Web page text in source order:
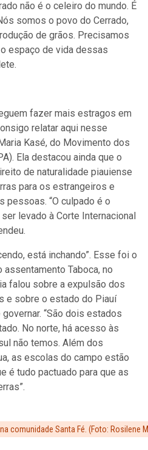
não é o celeiro do mundo. É
somos o povo do Cerrado,
de grãos. Precisamos
espaço de vida dessas
fazer mais estragos em
relatar aqui nesse
Kasé, do Movimento dos
Ela destacou ainda que o
de naturalidade piauiense
para os estrangeiros e
pessoas. “O culpado é o
levado à Corte Internacional
está inchando”. Esse foi o
assentamento Taboca, no
falou sobre a expulsão dos
e sobre o estado do Piauí
“São dois estados
No norte, há acesso às
não temos. Além dos
as escolas do campo estão
é tudo pactuado para que as
comunidade Santa Fé. (Foto: Rosilene